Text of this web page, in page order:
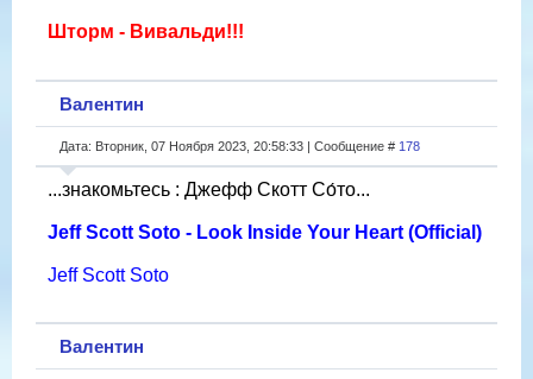
Шторм - Вивальди!!!
Валентин
Дата: Вторник, 07 Ноября 2023, 20:58:33 | Сообщение # 178
...знакомьтесь : Джефф Скотт Со́то...
Jeff Scott Soto - Look Inside Your Heart (Official)
Jeff Scott Soto
Валентин